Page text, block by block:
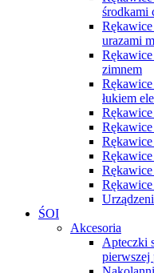
środkami
urazami
zimnem
łukiem
ŚOI
Akcesoria
Apteczki
pierwszej